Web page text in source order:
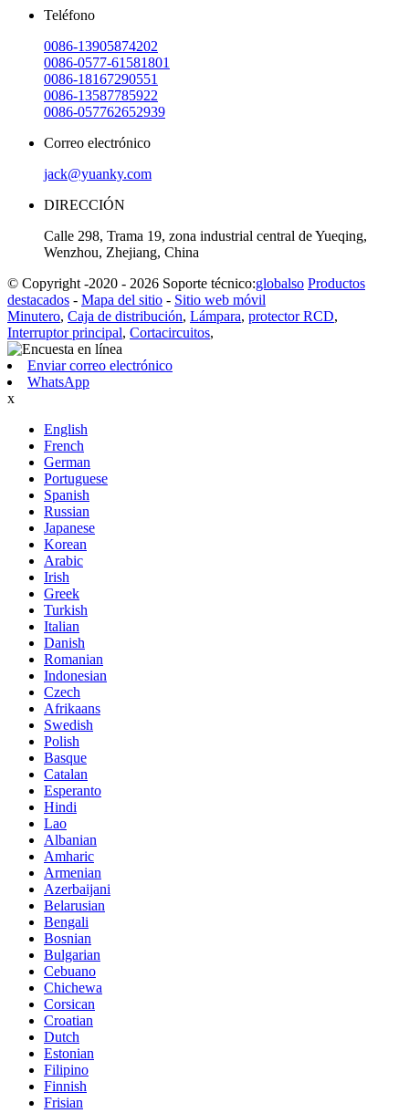
Teléfono
0086-13905874202
0086-0577-61581801
0086-18167290551
0086-13587785922
0086-057762652939
Correo electrónico
jack@yuanky.com
DIRECCIÓN
Calle 298, Trama 19, zona industrial central de Yueqing,
Wenzhou, Zhejiang, China
© Copyright -2020 - 2026 Soporte técnico:globalso Productos
destacados - Mapa del sitio - Sitio web móvil
Minutero, Caja de distribución, Lámpara, protector RCD,
Interruptor principal, Cortacircuitos,
Enviar correo electrónico
WhatsApp
x
English
French
German
Portuguese
Spanish
Russian
Japanese
Korean
Arabic
Irish
Greek
Turkish
Italian
Danish
Romanian
Indonesian
Czech
Afrikaans
Swedish
Polish
Basque
Catalan
Esperanto
Hindi
Lao
Albanian
Amharic
Armenian
Azerbaijani
Belarusian
Bengali
Bosnian
Bulgarian
Cebuano
Chichewa
Corsican
Croatian
Dutch
Estonian
Filipino
Finnish
Frisian